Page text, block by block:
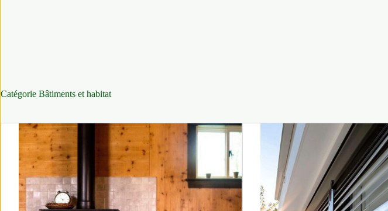
Catégorie Bâtiments et habitat